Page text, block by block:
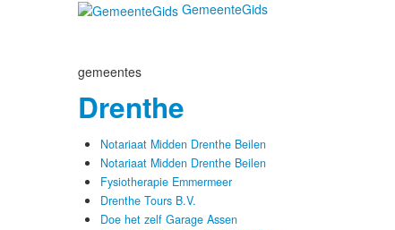
GemeenteGids
gemeentes
Drenthe
Notariaat Midden Drenthe Beilen
Notariaat Midden Drenthe Beilen
Fysiotherapie Emmermeer
Drenthe Tours B.V.
Doe het zelf Garage Assen